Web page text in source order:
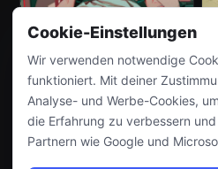
Cookie-Einstellungen
Wir verwenden notwendige
funktioniert. Mit deiner
Analyse- und Werbe-Cookies,
die Erfahrung zu verbessern
Partnern wie Google und